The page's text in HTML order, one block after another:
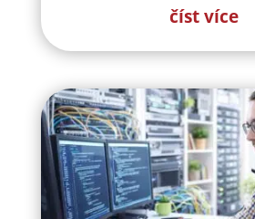
číst více